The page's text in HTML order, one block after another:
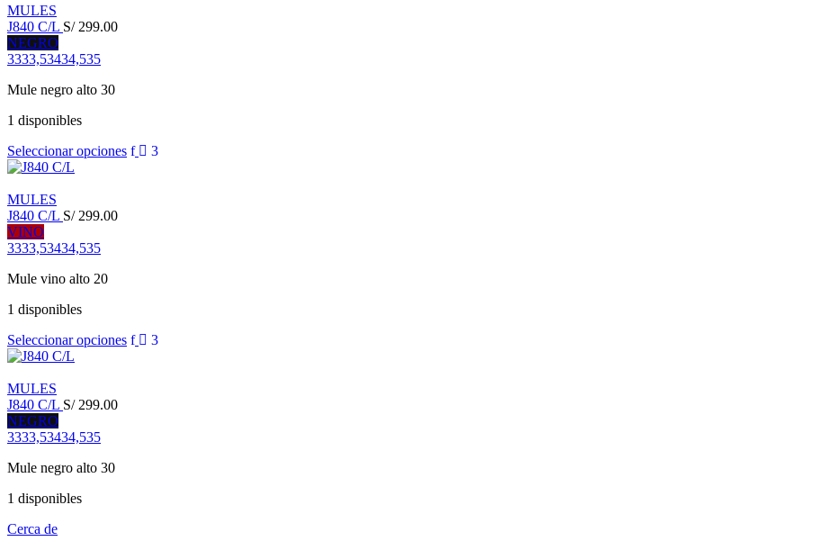
MULES
J840 C/L S/299.00
NEGRO
3333,53434,535
Mule negro alto 30
1 disponibles
Seleccionar opciones
MULES
J840 C/L S/299.00
VINO
3333,53434,535
Mule vino alto 20
1 disponibles
Seleccionar opciones
MULES
J840 C/L S/299.00
NEGRO
3333,53434,535
Mule negro alto 30
1 disponibles
Cerca de